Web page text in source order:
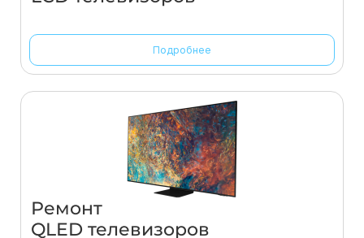
Подробнее
Ремонт
QLED телевизоров